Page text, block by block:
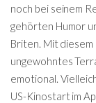
noch bei seinem
gehörten Humor
Briten. Mit diesem
ungewohntes
emotional.
US-Kinostart im